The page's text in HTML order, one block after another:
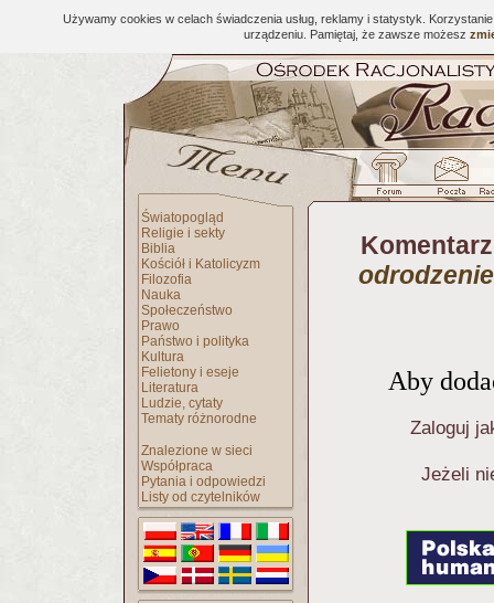
Używamy cookies w celach świadczenia usług, reklamy i statystyk.
urządzeniu. Pamiętaj, że zawsze możesz
Światopogląd
Religie i sekty
Biblia
Kościół i Katolicyzm
Filozofia
Nauka
Społeczeństwo
Prawo
Państwo i polityka
Kultura
Felietony i eseje
Literatura
Ludzie, cytaty
Tematy różnorodne
Znalezione w sieci
Współpraca
Pytania i odpowiedzi
Listy od czytelników
Aby
Zaloguj
Jeżeli